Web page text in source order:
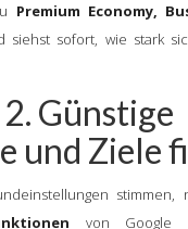
Premium Economy,
siehst sofort, wie stark
Günstige
und Ziele
von Google